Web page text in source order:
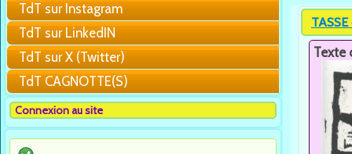
TdT sur Instagram
TdT sur LinkedIN
TdT sur X (Twitter)
TdT CAGNOTTE(S)
Connexion au site
Texte